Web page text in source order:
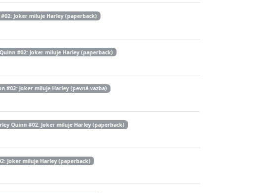
Joker miluje Harley (paperback)
#02: Joker miluje Harley (paperback)
#02: Joker miluje Harley (pevná vazba)
Quinn #02: Joker miluje Harley (paperback)
Joker miluje Harley (paperback)